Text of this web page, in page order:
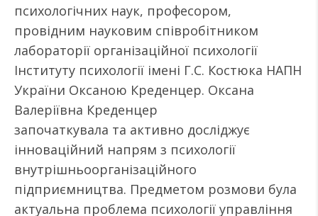
психологічних наук, професором,
провідним науковим співробітником
лабораторії організаційної психології
Інституту психології імені Г.С. Костюка НАПН
України Оксаною Креденцер. Оксана
Валеріївна Креденцер
започаткувала та активно досліджує
інноваційний напрям з психології
внутрішньоорганізаційного
підприємництва. Предметом розмови була
актуальна проблема психології управління